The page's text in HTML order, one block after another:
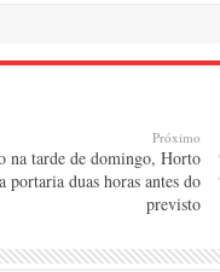
Próximo
na tarde de domingo, Horto
portaria duas horas antes do
previsto